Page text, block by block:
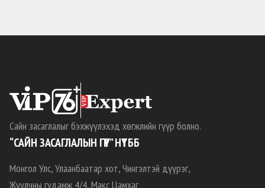
Сайн засаглалыг бэхжүүлэхэд хөгжлийн гүүр болно.
“САЙН ЗАСАГЛАЛЫН ГҮҮР” НҮТББ
Монгол Улс, Улаанбаатар хот, Чингэлтэй дүүрэг,
Жуулчны гудамж 4/4, Макс Цамхаг